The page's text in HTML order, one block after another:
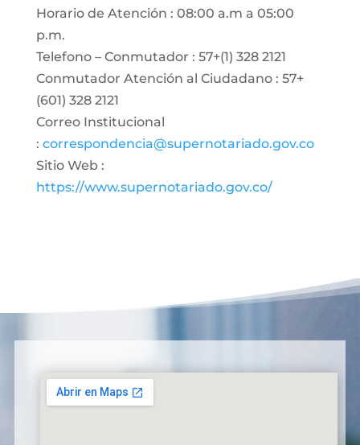
Horario de Atención : 08:00 a.m a 05:00
p.m.
Telefono – Conmutador : 57+(1) 328 2121
Conmutador Atención al Ciudadano : 57+
(601) 328 2121
Correo Institucional
: correspondencia@supernotariado.gov.co
Sitio Web :
https://www.supernotariado.gov.co/